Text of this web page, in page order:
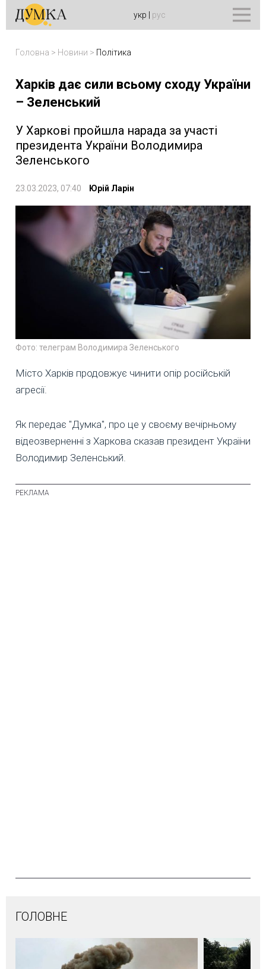
укр рус
Головна > Новини > Політика
Харків дає сили всьому сходу України
– Зеленський
У Харкові пройшла нарада за участі
президента України Володимира
Зеленського
23.03.2023, 07:40 Юрій Ларін
Фото: телеграм Володимира Зеленського
Місто Харків продовжує чинити опір російській
агресії.
Як передає "Думка", про це у своєму вечірньому
відеозверненні з Харкова сказав президент України
Володимир Зеленський.
ГОЛОВНЕ